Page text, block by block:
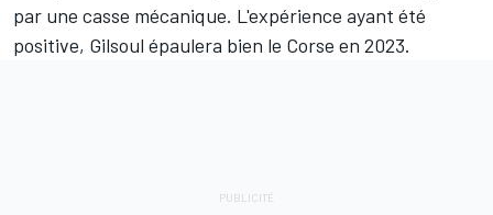
par une casse mécanique. L'expérience ayant été
positive, Gilsoul épaulera bien le Corse en 2023.